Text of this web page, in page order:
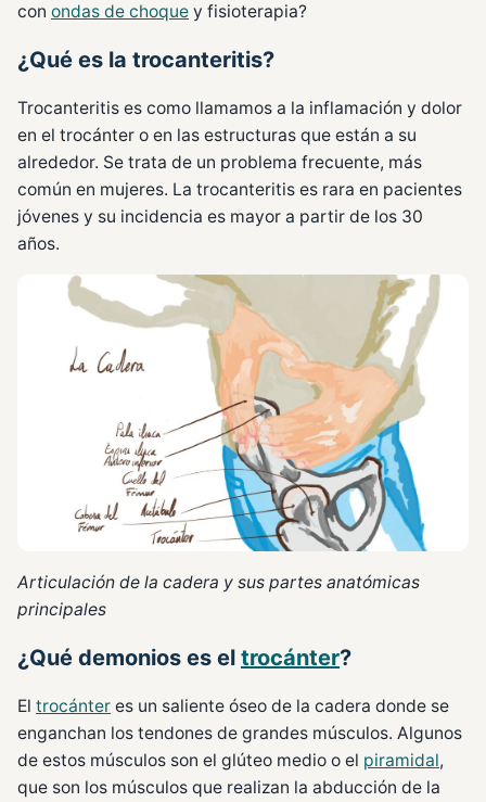
con ondas de choque y fisioterapia?
¿Qué es la trocanteritis?
Trocanteritis es como llamamos a la inflamación y dolor
en el trocánter o en las estructuras que están a su
alrededor. Se trata de un problema frecuente, más
común en mujeres. La trocanteritis es rara en pacientes
jóvenes y su incidencia es mayor a partir de los 30
años.
Articulación de la cadera y sus partes anatómicas
principales
¿Qué demonios es el trocánter?
El trocánter es un saliente óseo de la cadera donde se
enganchan los tendones de grandes músculos. Algunos
de estos músculos son el glúteo medio o el piramidal,
que son los músculos que realizan la abducción de la